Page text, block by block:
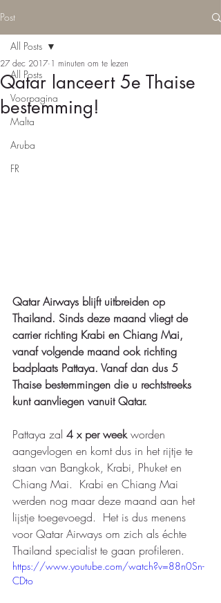
Post
All Posts
Voorpagina
Malta
Aruba
FR
All Posts
Qatar lanceert 5e Thaise
bestemming!
27 dec 2017 1 minuten om te lezen
Qatar Airways blijft uitbreiden op
Thailand. Sinds deze maand vliegt de
carrier richting Krabi en Chiang Mai,
vanaf volgende maand ook richting
badplaats Pattaya. Vanaf dan dus 5
Thaise bestemmingen die u rechtstreeks
kunt aanvliegen vanuit Qatar.
Pattaya zal 4 x per week worden
aangevlogen en komt dus in het rijtje te
staan van Bangkok, Krabi, Phuket en
Chiang Mai.  Krabi en Chiang Mai
werden nog maar deze maand aan het
lijstje toegevoegd.  Het is dus menens
voor Qatar Airways om zich als échte
Thailand specialist te gaan profileren.
https://www.youtube.com/watch?v=88n0Sn-
CDto